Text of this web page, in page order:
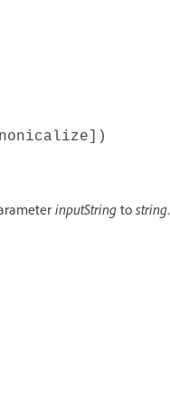
inputString to string.